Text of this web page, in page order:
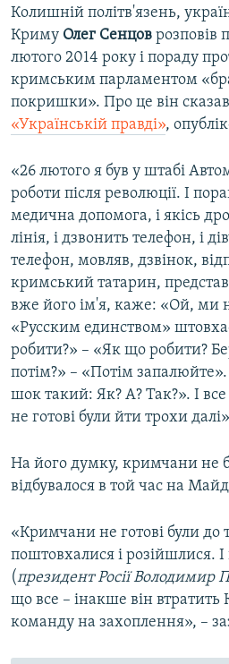
Усі сайти RFE/RL
Колишній політв'язень,
Криму Олег Сенцов розповів
лютого 2014 року і пораду
кримським парламентом
покришки». Про це він
«Українській правді»,
«26 лютого я був у штабі
роботи після революції. І
медична допомога, і якісь
лінія, і дзвонить телефон, і
телефон, мовляв, дзвінок,
кримський татарин,
вже його ім'я, каже: «Ой, ми
«Русским единством»
робити?» – «Як що робити?
потім?» – «Потім запалюйте».
шок такий: Як? А? Так?». І
не готові були йти трохи
На його думку, кримчани не
відбувалося в той час на
«Кримчани не готові були до
поштовхалися і розійшлися.
(президент Росії Володимир
що все – інакше він втратить
команду на захоплення», –